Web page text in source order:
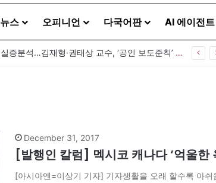
뉴스 오피니언 다국어판 AI 에이전트
공인 명예훼손 판결 첫 실증분석…김재형·권태상 교수, ‘공인 보도준칙’ 제안도
December 31, 2017
[발행인 칼럼] 멕시코 캐나다 ‘억울한
[아시아엔=이상기 기자] 기자생활을 오래 할수록 아